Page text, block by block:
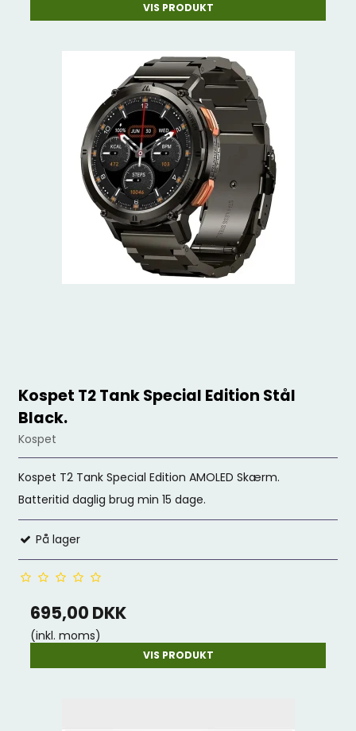
VIS PRODUKT
Kospet T2 Tank Special Edition Stål
Black.
Kospet
Kospet T2 Tank Special Edition AMOLED Skærm.
Batteritid daglig brug min 15 dage.
På lager
695,00 DKK
(inkl. moms)
VIS PRODUKT